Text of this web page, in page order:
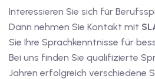
Interessieren Sie sich für
Dann nehmen Sie Kontakt mit
Sie Ihre Sprachkenntnisse für
Bei uns finden Sie qualifizierte
Jahren erfolgreich verschiedene